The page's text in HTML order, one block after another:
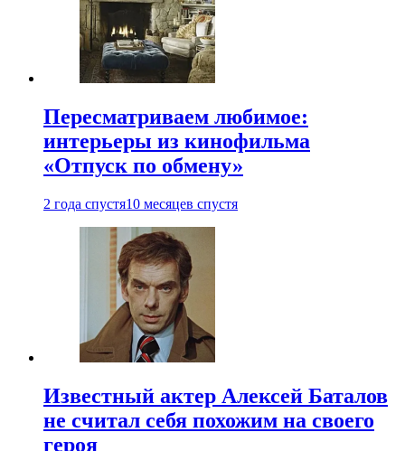
Пересматриваем любимое:
интерьеры из кинофильма
«Отпуск по обмену»
2 года спустя10 месяцев спустя
Известный актер Алексей Баталов
не считал себя похожим на своего
героя